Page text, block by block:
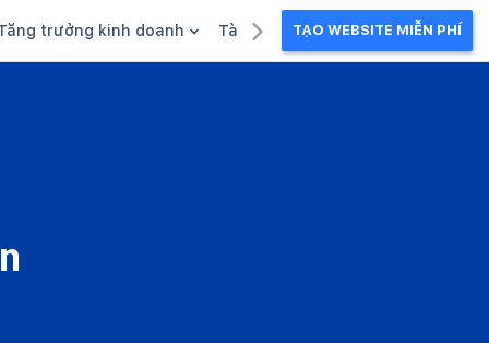
trưởng kinh doanh Tài liệu kinh doanhTẠO WEBSITE MIỄN PHÍ